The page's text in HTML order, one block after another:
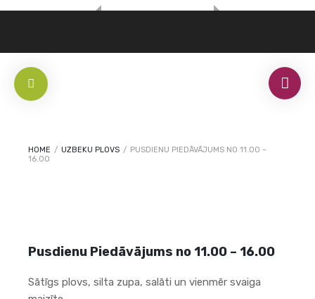
HOME / UZBEKU PLOVS / PUSDIENU PIEDĀVĀJUMS NO 11.00 –
16.00
Pusdienu Piedāvājums no 11.00 – 16.00
Sātīgs plovs, silta zupa, salāti un vienmēr svaiga